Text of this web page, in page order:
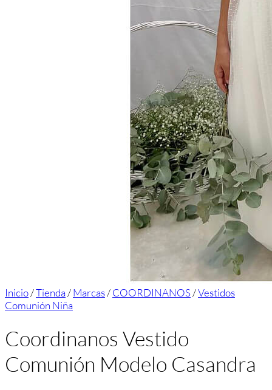
Inicio/Tienda/Marcas/COORDINANOS/Vestidos
Comunión Niña
Coordinanos Vestido
Comunión Modelo Casandra